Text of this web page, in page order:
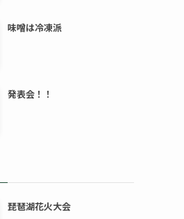
味噌は冷凍派
発表会！！
琵琶湖花火大会